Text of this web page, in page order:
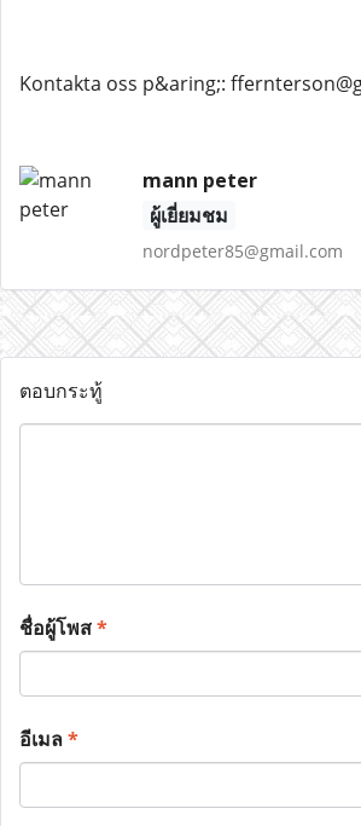
Kontakta oss p&aring;:
mann peter
ผู้เยี่ยมชม
nordpeter85@gmail.com
ตอบกระทู้
ชื่อผู้โพส*
อีเมล*